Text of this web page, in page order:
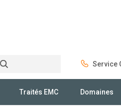
Service
Traités EMC Domaines